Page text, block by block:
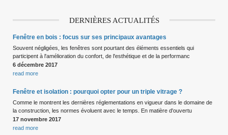
DERNIÈRES ACTUALITÉS
Fenêtre en bois : focus sur ses principaux avantages
Souvent négligées, les fenêtres sont pourtant des éléments essentiels qui
participent à l'amélioration du confort, de l'esthétique et de la performanc
6 décembre 2017
read more
Fenêtre et isolation : pourquoi opter pour un triple vitrage ?
Comme le montrent les dernières réglementations en vigueur dans le domaine de
la construction, les normes évoluent avec le temps. En matière d'ouvertu
17 novembre 2017
read more